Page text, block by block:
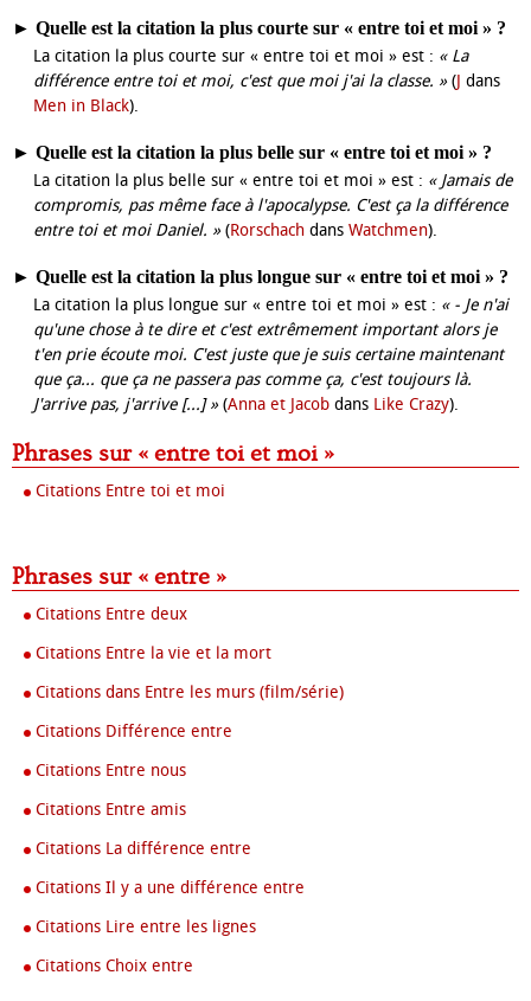
► Quelle est la citation la plus courte sur « entre toi et moi » ?
La citation la plus courte sur « entre toi et moi » est : « La
différence entre toi et moi, c'est que moi j'ai la classe. »(J dans
Men in Black).
► Quelle est la citation la plus belle sur « entre toi et moi » ?
La citation la plus belle sur « entre toi et moi » est : « Jamais de
compromis, pas même face à l'apocalypse. C'est ça la différence
entre toi et moi Daniel. »(Rorschach dans Watchmen).
► Quelle est la citation la plus longue sur « entre toi et moi » ?
La citation la plus longue sur « entre toi et moi » est : « - Je n'ai
qu'une chose à te dire et c'est extrêmement important alors je
t'en prie écoute moi. C'est juste que je suis certaine maintenant
que ça... que ça ne passera pas comme ça, c'est toujours là.
J'arrive pas, j'arrive [...] »(Anna et Jacob dans Like Crazy).
Phrases sur « entre toi et moi »
Citations Entre toi et moi
Phrases sur « entre »
Citations Entre deux
Citations Entre la vie et la mort
Citations dans Entre les murs (film/série)
Citations Différence entre
Citations Entre nous
Citations Entre amis
Citations La différence entre
Citations Il y a une différence entre
Citations Lire entre les lignes
Citations Choix entre